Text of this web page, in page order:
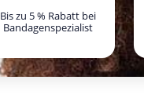
Bis zu 5 % Rabatt bei
Bandagenspezialist